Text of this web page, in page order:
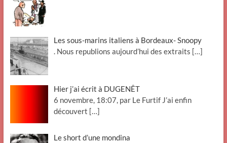
Les sous-marins italiens à Bordeaux- Snoopy
. Nous republions aujourd’hui des extraits […]
Hier j’ai écrit à DUGENÊT
6 novembre, 18:07, par Le Furtif J’ai enfin
découvert […]
Le short d’une mondina